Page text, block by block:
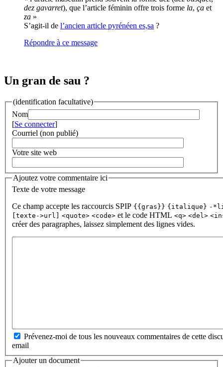
dez gavarret), que l’article féminin offre trois forme la, ça et
za »
S’agit-il de l’ancien article pyrénéen es,sa ?
Répondre à ce message
Un gran de sau ?
(identification facultative)
Nom
[Se connecter]
Courriel (non publié)
Votre site web
Ajoutez votre commentaire ici
Texte de votre message
Ce champ accepte les raccourcis SPIP {{gras}} {italique} -
[texte->url]
<quote> <code> et le code HTML <q> <del>
créer des paragraphes, laissez simplement des lignes vides.
Prévenez-moi de tous les nouveaux commentaires de cette
email
Ajouter un document